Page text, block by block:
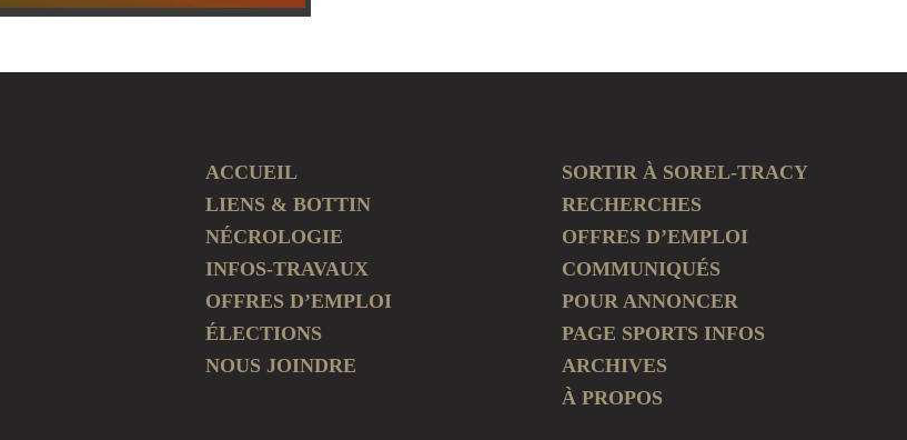
ACCUEIL
LIENS & BOTTIN
NÉCROLOGIE
INFOS-TRAVAUX
OFFRES D’EMPLOI
ÉLECTIONS
NOUS JOINDRE
SORTIR À SOREL-TRACY
RECHERCHES
OFFRES D’EMPLOI
COMMUNIQUÉS
POUR ANNONCER
PAGE SPORTS INFOS
ARCHIVES
À PROPOS